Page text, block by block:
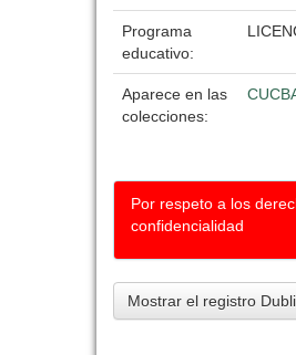
Programa
educativo:
Aparece en las
colecciones:
Por respeto a los
confidencialidad
Mostrar el registro